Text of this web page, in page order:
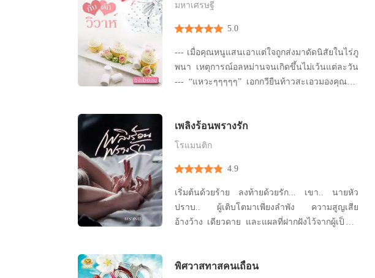
มหาเศรษฐี
5.0
--- เมื่อคุณหนูแสนเอาแต่ใจถูกส่งมาดัดนิสัยในไร่ภู
พนา เหตุการณ์อลหม่านจนเกิดขึ้นไม่เว้นแต่ละวัน
--- “แหวะๆๆๆๆๆ” เอกกวียืนท้าวสะเอวมองคุณหนู
ตายไปข้างเลยหรือไง แม่คุ๊ณ” คนที่อ้วกอยู่หันมา
มอง น้ำหูน้ำตาไหล “ก็ฉันเหม็น
เพลิงร้อนพรางรัก
โรแมนติก
4.9
เริ่มต้นด้วยร้าย ลงท้ายด้วยรัก... เขา.. นายหัว
ปราบ.. ผู้เติบโตมาเพียงลำพัง ความสูญเสีย
อ้างว้าง เดียวดาย และแผลที่ฝากฝังไว้จากผู้เป็น “
นรกส่ง ที่วันหนึ่ง น้องชายสุดที่รักกลับมาสู่อ้อมอก
พิศวาสทาสคนเถื่อน